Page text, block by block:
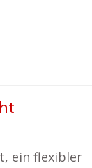
ein flexibler